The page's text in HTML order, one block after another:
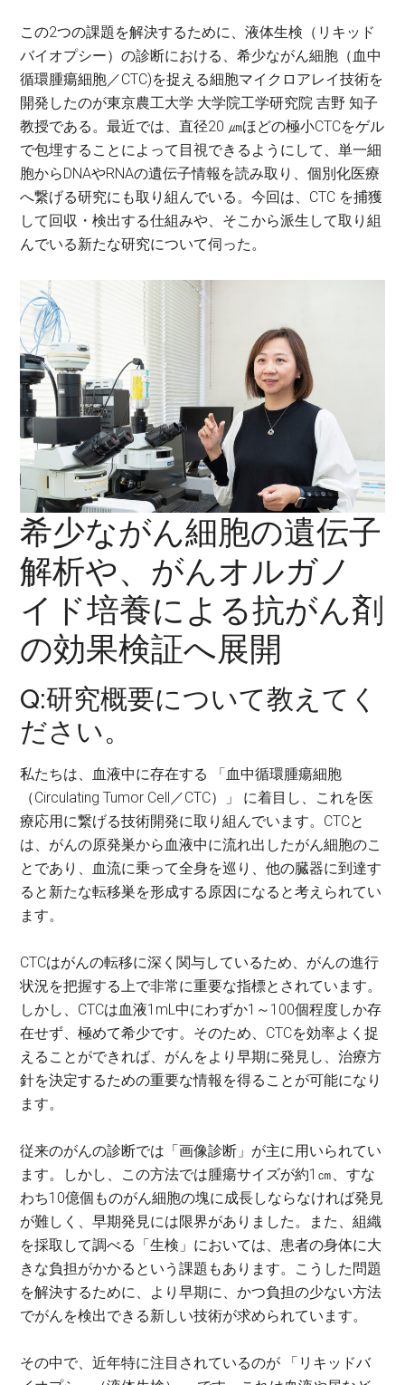
この2つの課題を解決するために、液体生検（リキッド
バイオプシー）の診断における、希少ながん細胞（血中
循環腫瘍細胞／CTC)を捉える細胞マイクロアレイ技術を
開発したのが東京農工大学 大学院工学研究院 吉野 知子
教授である。最近では、直径20 ㎛ほどの極小CTCをゲル
で包埋することによって目視できるようにして、単一細
胞からDNAやRNAの遺伝子情報を読み取り、個別化医療
へ繋げる研究にも取り組んでいる。今回は、CTC を捕獲
して回収・検出する仕組みや、そこから派生して取り組
んでいる新たな研究について伺った。
希少ながん細胞の遺伝子
解析や、がんオルガノ
イド培養による抗がん剤
の効果検証へ展開
Q:研究概要について教えてく
ださい。
私たちは、血液中に存在する 「血中循環腫瘍細胞
（Circulating Tumor Cell／CTC）」 に着目し、これを医
療応用に繋げる技術開発に取り組んでいます。CTCと
は、がんの原発巣から血液中に流れ出したがん細胞のこ
とであり、血流に乗って全身を巡り、他の臓器に到達す
ると新たな転移巣を形成する原因になると考えられてい
ます。
CTCはがんの転移に深く関与しているため、がんの進行
状況を把握する上で非常に重要な指標とされています。
しかし、CTCは血液1mL中にわずか1～100個程度しか存
在せず、極めて希少です。そのため、CTCを効率よく捉
えることができれば、がんをより早期に発見し、治療方
針を決定するための重要な情報を得ることが可能になり
ます。
従来のがんの診断では「画像診断」が主に用いられてい
ます。しかし、この方法では腫瘍サイズが約1㎝、すな
わち10億個ものがん細胞の塊に成長しならなければ発見
が難しく、早期発見には限界がありました。また、組織
を採取して調べる「生検」においては、患者の身体に大
きな負担がかかるという課題もあります。こうした問題
を解決するために、より早期に、かつ負担の少ない方法
でがんを検出できる新しい技術が求められています。
その中で、近年特に注目されているのが 「リキッドバ